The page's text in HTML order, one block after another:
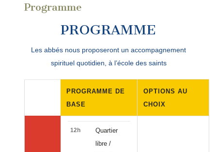
Programme
PROGRAMME
Les abbés nous proposeront un accompagnement
spirituel quotidien, à l’école des saints
PROGRAMME DE
BASE
OPTIONS AU
CHOIX
12h
Quartier
libre /